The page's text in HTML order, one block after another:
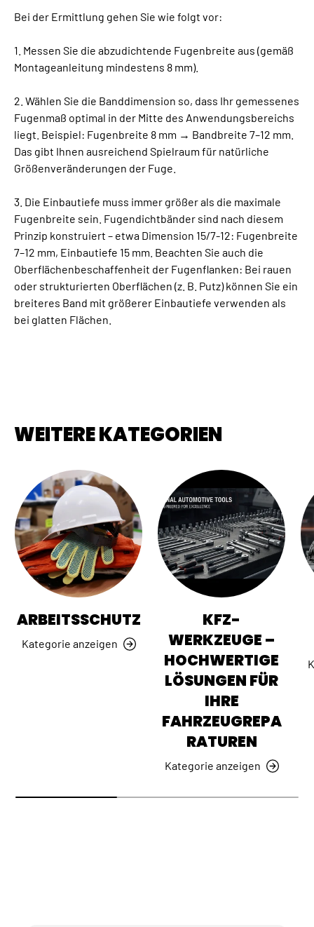
Bei der Ermittlung gehen Sie wie folgt vor:
1. Messen Sie die abzudichtende Fugenbreite aus (gemäß
Montageanleitung mindestens 8 mm).
2. Wählen Sie die Banddimension so, dass Ihr gemessenes
Fugenmaß optimal in der Mitte des Anwendungsbereichs
liegt. Beispiel: Fugenbreite 8 mm → Bandbreite 7–12 mm.
Das gibt Ihnen ausreichend Spielraum für natürliche
Größenveränderungen der Fuge.
3. Die Einbautiefe muss immer größer als die maximale
Fugenbreite sein. Fugendichtbänder sind nach diesem
Prinzip konstruiert – etwa Dimension 15/7-12: Fugenbreite
7–12 mm, Einbautiefe 15 mm. Beachten Sie auch die
Oberflächenbeschaffenheit der Fugenflanken: Bei rauen
oder strukturierten Oberflächen (z. B. Putz) können Sie ein
breiteres Band mit größerer Einbautiefe verwenden als
bei glatten Flächen.
WEITERE KATEGORIEN
ARBEITSSCHUTZ
Kategorie anzeigen
KFZ-
WERKZEUGE –
HOCHWERTIGE
LÖSUNGEN FÜR
IHRE
FAHRZEUGREPA
RATUREN
Kategorie anzeigen